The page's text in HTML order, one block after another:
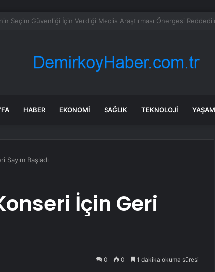
Uyuşturucu Operasyonu: 1.7 Milyon Hap Ele Geçirildi
HABER EKONOMI SAĞLIK TEKNOLOJI YAŞAM
Başladı
İçin Geri
0 0 1 dakika okuma süresi